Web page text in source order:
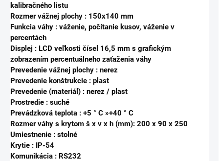
kalibračného listu
Rozmer vážnej plochy : 150x140 mm
Funkcia váhy : váženie, počítanie kusov, váženie v
percentách
Displej : LCD veľkosti čísel 16,5 mm s grafickým
zobrazením percentuálneho zaťaženia váhy
Prevedenie vážnej plochy : nerez
Prevedenie konštrukcie : plast
Prevedenie (materiál) : nerez / plast
Prostredie : suché
Prevádzková teplota : +5 ° C »+40 ° C
Rozmer váhy s krytom š x v x h (mm): 200 x 90 x 250
Umiestnenie : stolné
Krytie : IP-54
Komunikácia : RS232